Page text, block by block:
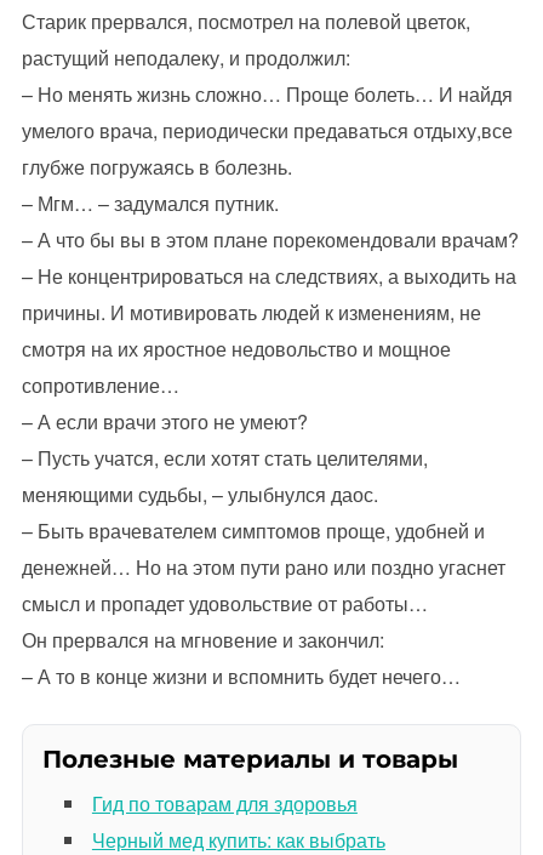
Старик прервался, посмотрел на полевой цветок,
растущий неподалеку, и продолжил:
– Но менять жизнь сложно… Проще болеть… И найдя
умелого врача, периодически предаваться отдыху,все
глубже погружаясь в болезнь.
– Мгм… – задумался путник.
– А что бы вы в этом плане порекомендовали врачам?
– Не концентрироваться на следствиях, а выходить на
причины. И мотивировать людей к изменениям, не
смотря на их яростное недовольство и мощное
сопротивление…
– А если врачи этого не умеют?
– Пусть учатся, если хотят стать целителями,
меняющими судьбы, – улыбнулся даос.
– Быть врачевателем симптомов проще, удобней и
денежней… Но на этом пути рано или поздно угаснет
смысл и пропадет удовольствие от работы…
Он прервался на мгновение и закончил:
– А то в конце жизни и вспомнить будет нечего…
Полезные материалы и товары
Гид по товарам для здоровья
Черный мед купить: как выбрать